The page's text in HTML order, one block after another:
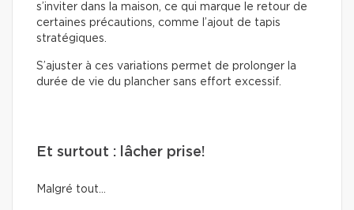
s’inviter dans la maison, ce qui marque le retour de
certaines précautions, comme l’ajout de tapis
stratégiques.
S’ajuster à ces variations permet de prolonger la
durée de vie du plancher sans effort excessif.
Et surtout : lâcher prise!
Malgré tout…